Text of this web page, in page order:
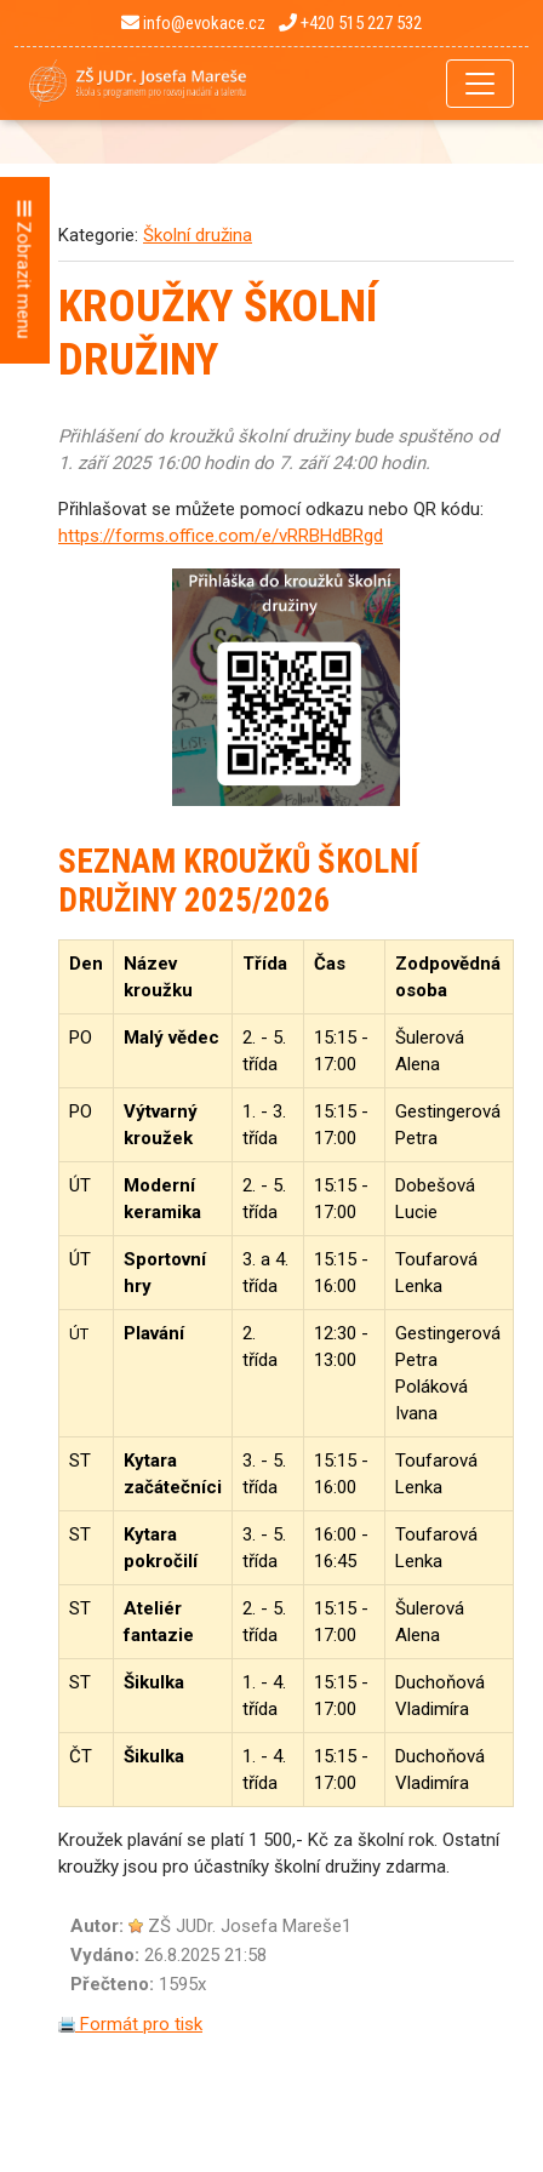
info@evokace.cz +420 515 227 532
Kategorie: Školní družina
KROUŽKY ŠKOLNÍ
DRUŽINY
Přihlášení do kroužků školní družiny bude spuštěno od
1. září 2025 16:00 hodin do 7. září 24:00 hodin.
Přihlašovat se můžete pomocí odkazu nebo QR kódu:
https://forms.office.com/e/vRRBHdBRgd
SEZNAM KROUŽKŮ ŠKOLNÍ
DRUŽINY 2025/2026
Den
Název
kroužku
Třída Čas
Zodpovědná
osoba
PO Malý vědec
2. - 5.
třída
15:15 -
17:00
Šulerová
Alena
PO
Výtvarný
kroužek
1. - 3.
třída
15:15 -
17:00
Gestingerová
Petra
ÚT
Moderní
keramika
2. - 5.
třída
15:15 -
17:00
Dobešová
Lucie
ÚT
Sportovní
hry
3. a 4.
třída
15:15 -
16:00
Toufarová
Lenka
ÚT Plavání
2.
třída
12:30 -
13:00
Gestingerová
Petra
Poláková
Ivana
ST
Kytara
začátečníci
3. - 5.
třída
15:15 -
16:00
Toufarová
Lenka
ST
Kytara
pokročilí
3. - 5.
třída
16:00 -
16:45
Toufarová
Lenka
ST
Ateliér
fantazie
2. - 5.
třída
15:15 -
17:00
Šulerová
Alena
ST Šikulka
1. - 4.
třída
15:15 -
17:00
Duchoňová
Vladimíra
ČT Šikulka
1. - 4.
třída
15:15 -
17:00
Duchoňová
Vladimíra
Kroužek plavání se platí 1 500,- Kč za školní rok. Ostatní
kroužky jsou pro účastníky školní družiny zdarma.
Autor:
ZŠ JUDr. Josefa Mareše1
Vydáno: 26.8.2025 21:58
Přečteno: 1595x
Formát pro tisk
Zobrazit menu